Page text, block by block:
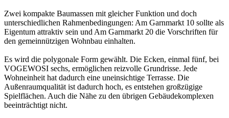
Zwei kompakte Baumassen mit gleicher Funktion und doch
unterschiedlichen Rahmenbedingungen: Am Garnmarkt 10 sollte als
Eigentum attraktiv sein und Am Garnmarkt 20 die Vorschriften für
den gemeinnützigen Wohnbau einhalten.
Es wird die polygonale Form gewählt. Die Ecken, einmal fünf, bei
VOGEWOSI sechs, ermöglichen reizvolle Grundrisse. Jede
Wohneinheit hat dadurch eine uneinsichtige Terrasse. Die
Außenraumqualität ist dadurch hoch, es entstehen großzügige
Spielflächen. Auch die Nähe zu den übrigen Gebäudekomplexen
beeinträchtigt nicht.